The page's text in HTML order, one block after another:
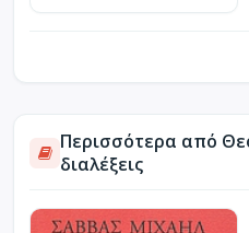
Περισσότερα από
διαλέξεις